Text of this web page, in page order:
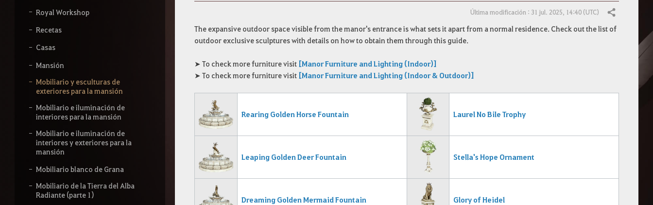
Royal Workshop
Recetas
Casas
Mansión
Mobiliario y esculturas de
exteriores para la mansión
Mobiliario e iluminación de
interiores para la mansión
Mobiliario e iluminación de
interiores y exteriores para la
mansión
Mobiliario blanco de Grana
Mobiliario de la Tierra del Alba
Radiante (parte 1)
Última modificación : 31 jul. 2025, 14:40 (UTC) Compartir
The expansive outdoor space visible from the manor's entrance is what sets it apart from a normal residence. Check out the list of
outdoor exclusive sculptures with details on how to obtain them through this guide.
➤ To check more furniture visit [Manor Furniture and Lighting (Indoor)]
➤ To check more furniture visit [Manor Furniture and Lighting (Indoor & Outdoor)]
Rearing Golden Horse Fountain Laurel NoBile Trophy
Leaping Golden Deer Fountain Stella's Hope Ornament
Dreaming Golden Mermaid Fountain Glory of Heidel